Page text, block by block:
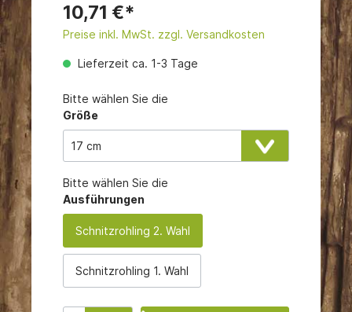
10,71 €*
Preise inkl. MwSt. zzgl. Versandkosten
Lieferzeit ca. 1-3 Tage
Bitte wählen Sie die
Größe
Bitte wählen Sie die
Ausführungen
Schnitzrohling 2. Wahl
Schnitzrohling 1. Wahl